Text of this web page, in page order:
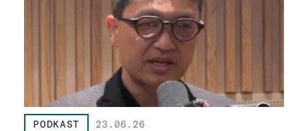
PODKAST 23.06.26